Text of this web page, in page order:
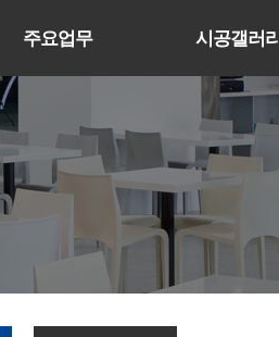
주요업무 시공갤러리